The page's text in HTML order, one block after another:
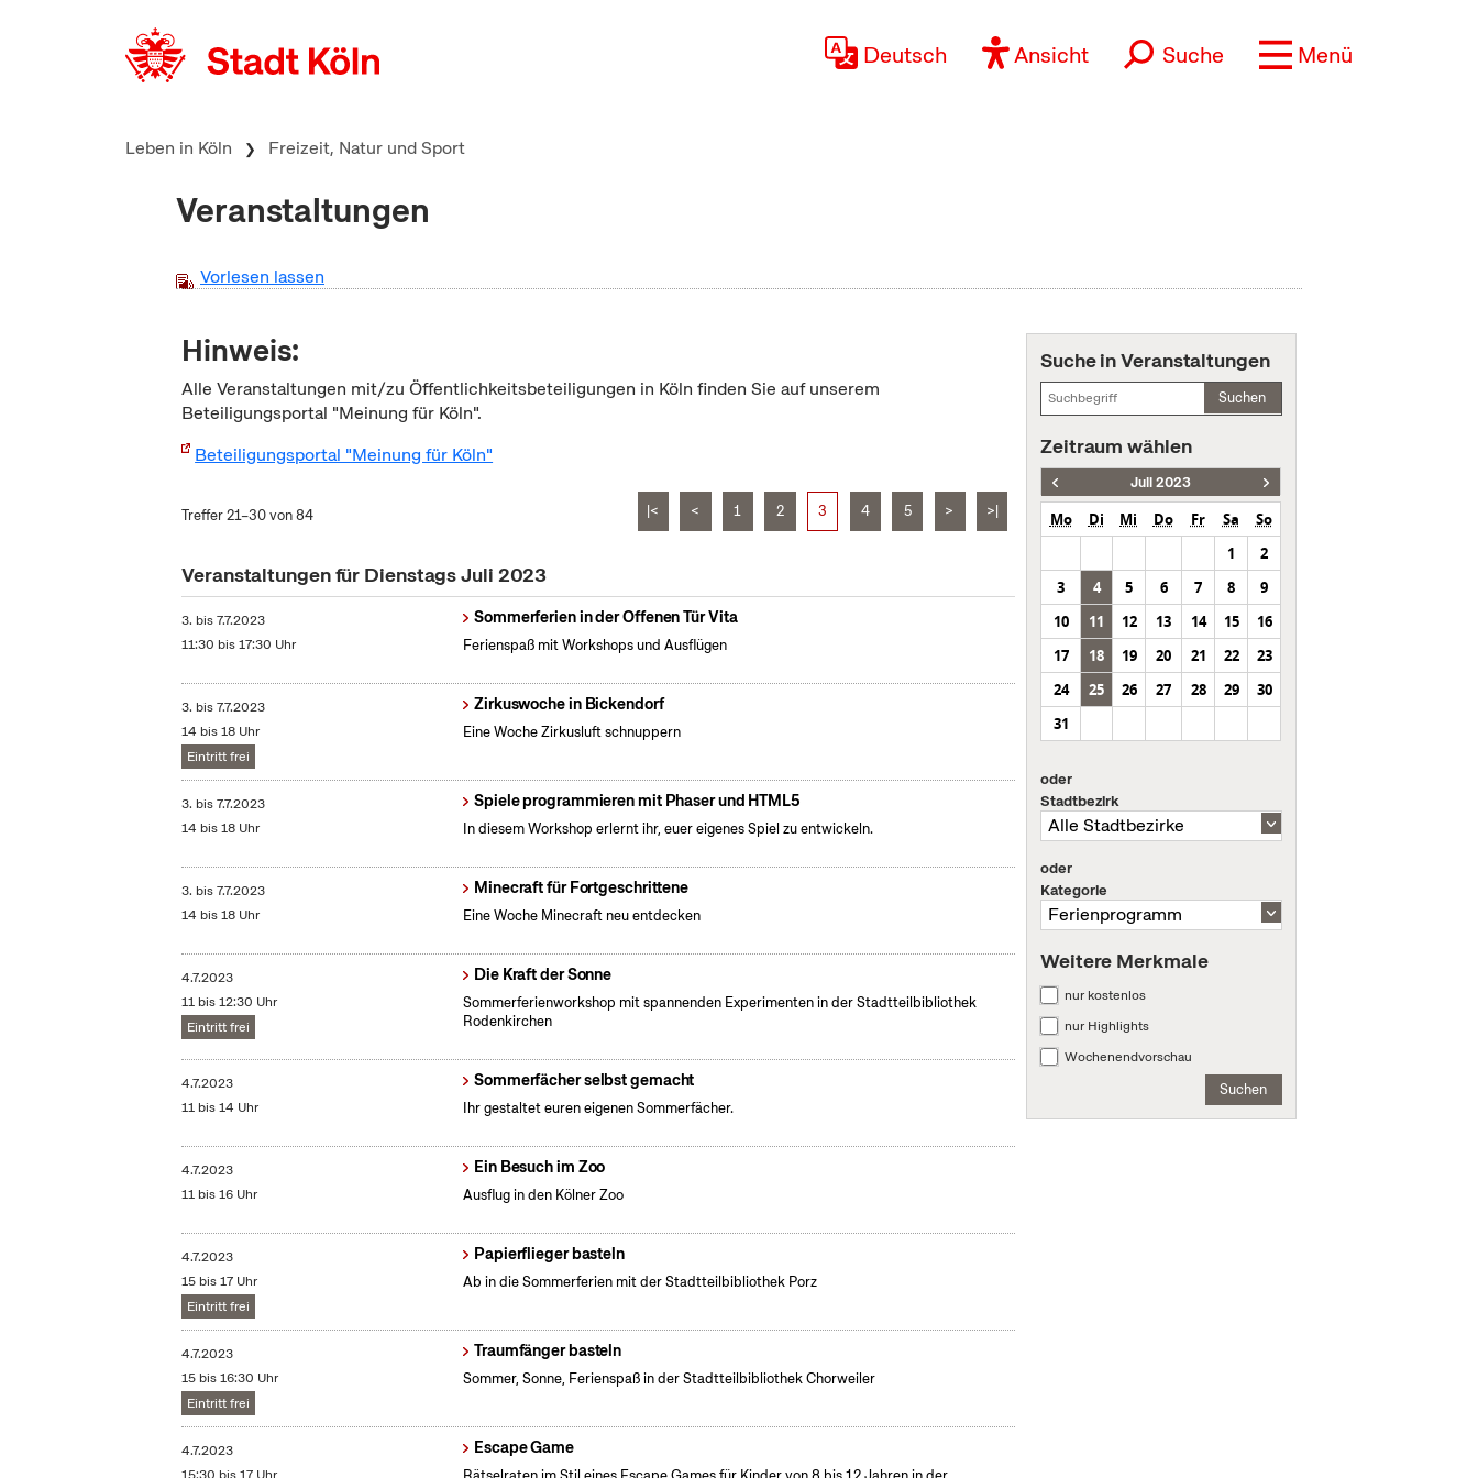
Deutsch Ansicht Suche Menü
Leben in Köln Freizeit, Natur und Sport
Veranstaltungen
Vorlesen lassen
Hinweis:
Alle Veranstaltungen mit/zu Öffentlichkeitsbeteiligungen in Köln finden Sie auf unserem
Beteiligungsportal "Meinung für Köln".
Beteiligungsportal "Meinung für Köln"
Treffer 21–30 von 84 |< < 1 2 3 4 5 > >|
Veranstaltungen für Dienstags Juli 2023
3. bis7.7.2023
11:30 bis 17:30 Uhr
Sommerferien in der Offenen Tür Vita
Ferienspaß mit Workshops und Ausflügen
3. bis7.7.2023
14 bis 18 Uhr
Eintritt frei
Zirkuswoche in Bickendorf
Eine Woche Zirkusluft schnuppern
3. bis7.7.2023
14 bis 18 Uhr
Spiele programmieren mit Phaser und HTML5
In diesem Workshop erlernt ihr, euer eigenes Spiel zu entwickeln.
3. bis7.7.2023
14 bis 18 Uhr
Minecraft für Fortgeschrittene
Eine Woche Minecraft neu entdecken
4.7.2023
11 bis 12:30 Uhr
Eintritt frei
Die Kraft der Sonne
Sommerferienworkshop mit spannenden Experimenten in der Stadtteilbibliothek
Rodenkirchen
4.7.2023
11 bis 14 Uhr
Sommerfächer selbst gemacht
Ihr gestaltet euren eigenen Sommerfächer.
4.7.2023
11 bis 16 Uhr
Ein Besuch im Zoo
Ausflug in den Kölner Zoo
4.7.2023
15 bis 17 Uhr
Eintritt frei
Papierflieger basteln
Ab in die Sommerferien mit der Stadtteilbibliothek Porz
4.7.2023
15 bis 16:30 Uhr
Eintritt frei
Traumfänger basteln
Sommer, Sonne, Ferienspaß in der Stadtteilbibliothek Chorweiler
4.7.2023
Escape Game
Suche in Veranstaltungen
Suchen
Zeitraum wählen
Juli 2023
Mo Di Mi Do Fr Sa
So
1
2
3
4 5 6 7 8
9
10
11 12 13 14 15
16
17
18 19 20 21 22
23
24
25 26 27 28 29
30
31
oder
Stadtbezirk
oder
Kategorie
Weitere Merkmale
nur kostenlos
nur Highlights
Wochenendvorschau
Suchen